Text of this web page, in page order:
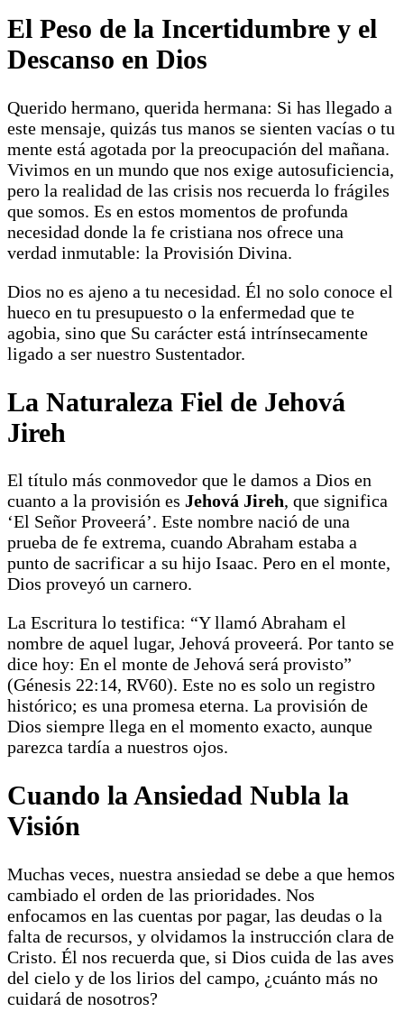
El Peso de la Incertidumbre y el
Descanso en Dios
Querido hermano, querida hermana: Si has llegado a
este mensaje, quizás tus manos se sienten vacías o tu
mente está agotada por la preocupación del mañana.
Vivimos en un mundo que nos exige autosuficiencia,
pero la realidad de las crisis nos recuerda lo frágiles
que somos. Es en estos momentos de profunda
necesidad donde la fe cristiana nos ofrece una
verdad inmutable: la Provisión Divina.
Dios no es ajeno a tu necesidad. Él no solo conoce el
hueco en tu presupuesto o la enfermedad que te
agobia, sino que Su carácter está intrínsecamente
ligado a ser nuestro Sustentador.
La Naturaleza Fiel de Jehová
Jireh
El título más conmovedor que le damos a Dios en
cuanto a la provisión es Jehová Jireh, que significa
‘El Señor Proveerá’. Este nombre nació de una
prueba de fe extrema, cuando Abraham estaba a
punto de sacrificar a su hijo Isaac. Pero en el monte,
Dios proveyó un carnero.
La Escritura lo testifica: “Y llamó Abraham el
nombre de aquel lugar, Jehová proveerá. Por tanto se
dice hoy: En el monte de Jehová será provisto”
(Génesis 22:14, RV60). Este no es solo un registro
histórico; es una promesa eterna. La provisión de
Dios siempre llega en el momento exacto, aunque
parezca tardía a nuestros ojos.
Cuando la Ansiedad Nubla la
Visión
Muchas veces, nuestra ansiedad se debe a que hemos
cambiado el orden de las prioridades. Nos
enfocamos en las cuentas por pagar, las deudas o la
falta de recursos, y olvidamos la instrucción clara de
Cristo. Él nos recuerda que, si Dios cuida de las aves
del cielo y de los lirios del campo, ¿cuánto más no
cuidará de nosotros?